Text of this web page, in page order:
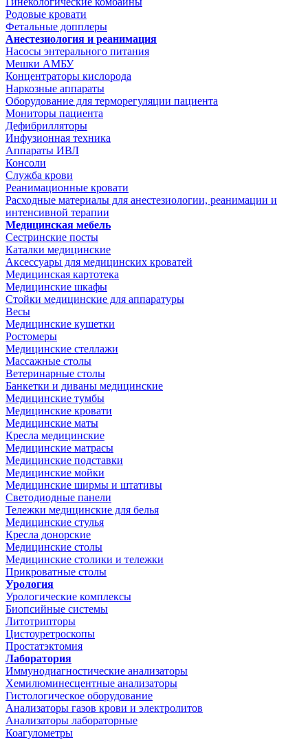
Родовые кровати
Фетальные допплеры
Анестезиология и реанимация
Насосы энтерального питания
Мешки АМБУ
Концентраторы кислорода
Наркозные аппараты
Оборудование для терморегуляции пациента
Мониторы пациента
Дефибрилляторы
Инфузионная техника
Аппараты ИВЛ
Консоли
Служба крови
Реанимационные кровати
Расходные материалы для анестезиологии, реанимации и
интенсивной терапии
Медицинская мебель
Сестринские посты
Каталки медицинские
Аксессуары для медицинских кроватей
Медицинская картотека
Медицинские шкафы
Стойки медицинские для аппаратуры
Весы
Медицинские кушетки
Ростомеры
Медицинские стеллажи
Массажные столы
Ветеринарные столы
Банкетки и диваны медицинские
Медицинские тумбы
Медицинские кровати
Медицинские маты
Кресла медицинские
Медицинские матрасы
Медицинские подставки
Медицинские мойки
Медицинские ширмы и штативы
Светодиодные панели
Тележки медицинские для белья
Медицинские стулья
Кресла донорские
Медицинские столы
Медицинские столики и тележки
Прикроватные столы
Урология
Урологические комплексы
Биопсийные системы
Литотрипторы
Цистоуретроскопы
Простатэктомия
Лаборатория
Иммунодиагностические анализаторы
Хемилюминесцентные анализаторы
Гистологическое оборудование
Анализаторы газов крови и электролитов
Анализаторы лабораторные
Коагулометры